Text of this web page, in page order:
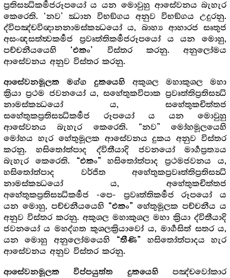
ප්‍රතිසන්‍ධිකර්‍මජරූපයෝ ය යන මොවුහු ආසේවනය බැහැර
කෙරෙති. ‘නව’ ඣාන විභඞ්ගය අනුව විභඞ්ගය උදුරනු.
ද්විපඤ්චවිඥානනාමස්කන්‍ධයෝ ය, බාහ්‍ය ආහාරජ සෘතුජ
අසංඥසත්ත්‍වකර්‍මජ ප්‍රවෘත්තිකර්‍මජරූපයෝ ය යන මොහු,
පච්චනීයයෙහි ‘එකං’ විස්තර කරනු. අනුලෝමය
ආසේවනය අනුව විස්තර කරනු.
ආසේවනමූලක මග්ග දුකයෙහි අකුශල මහාකුශල මහා
ක්‍රියා ප්‍රථම ජවනයෝ ය, සහේතුකවිපාක ප්‍රවෘත්තිප්‍රතිසන්‍ධි
නාමස්කන්‍ධයෝ ය, සහේතුකචිත්තජ
සහේතුකප්‍රතිසන්‍ධිකර්‍මජ රූපයෝ ය යන මොවුහු
ආසේවනය බැහැර කෙරෙති. “නව” මෝහමූලයෙහි
මෝහය හැර හේතුමූලක ආසේවනය දුකය අනුව විස්තර
කරනු. හසිතෝත්පාද ද්විතීයාදි ජවනයෝ මාර්‍ගප්‍රත්‍යය
බැහැර කෙරෙති.
“එකං”හසිතෝත්පාද ප්‍රථමජවනය ය,
හසිතෝත්පාද වර්ජිත අහේතුකප්‍රවෘත්තිප්‍රතිසන්‍ධි
නාමස්කන්‍ධයෝ ය, අහේතුකචිත්තජ
අහේතුකප්‍රතිසන්‍ධිකර්‍මජ -පෙ- ප්‍රවෘත්තිකර්‍මජ රූපයෝ ය
යන මොහු, පච්චනීයයෙහි “එකං” හේතුමූලක පච්චනීය ය
අනුව විස්තර කරනු. අකුශල මහාකුශල මහා ක්‍රියා ද්විතීයාදි
ජවනයෝ ය මහද්ගත කුශලක්‍රියාවෝ ය, මාර්‍ගසිත් සතර ය,
යන මොහු අනුලෝමයෙහි “තීණි”හසිතෝත්පාදය හැර
ආසේවනය අනුව විස්තර කරනු.
ආසේවනමූලක විප්පයුත්ත දුකයෙහි පඤ්චවෝකාර